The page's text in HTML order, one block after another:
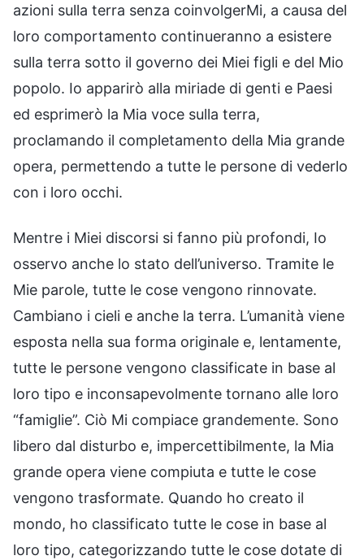
azioni sulla terra senza coinvolgerMi, a causa del
loro comportamento continueranno a esistere
sulla terra sotto il governo dei Miei figli e del Mio
popolo. Io apparirò alla miriade di genti e Paesi
ed esprimerò la Mia voce sulla terra,
proclamando il completamento della Mia grande
opera, permettendo a tutte le persone di vederlo
con i loro occhi.
Mentre i Miei discorsi si fanno più profondi, Io
osservo anche lo stato dell’universo. Tramite le
Mie parole, tutte le cose vengono rinnovate.
Cambiano i cieli e anche la terra. L’umanità viene
esposta nella sua forma originale e, lentamente,
tutte le persone vengono classificate in base al
loro tipo e inconsapevolmente tornano alle loro
“famiglie”. Ciò Mi compiace grandemente. Sono
libero dal disturbo e, impercettibilmente, la Mia
grande opera viene compiuta e tutte le cose
vengono trasformate. Quando ho creato il
mondo, ho classificato tutte le cose in base al
loro tipo, categorizzando tutte le cose dotate di